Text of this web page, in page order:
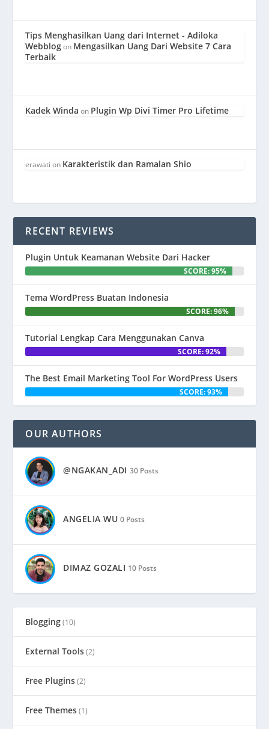
Tips Menghasilkan Uang dari Internet - Adiloka
Webblogon Mengasilkan Uang Dari Website 7 Cara
Terbaik
Kadek Winda on Plugin Wp Divi Timer Pro Lifetime
erawati on Karakteristik dan Ramalan Shio
RECENT REVIEWS
Plugin Untuk Keamanan Website Dari Hacker
SCORE: 95%
Tema WordPress Buatan Indonesia
SCORE: 96%
Tutorial Lengkap Cara Menggunakan Canva
SCORE: 92%
The Best Email Marketing Tool For WordPress Users
SCORE: 93%
OUR AUTHORS
@NGAKAN_ADI 30 Posts
ANGELIA WU 0 Posts
DIMAZ GOZALI 10 Posts
Blogging(10)
External Tools(2)
Free Plugins(2)
Free Themes(1)